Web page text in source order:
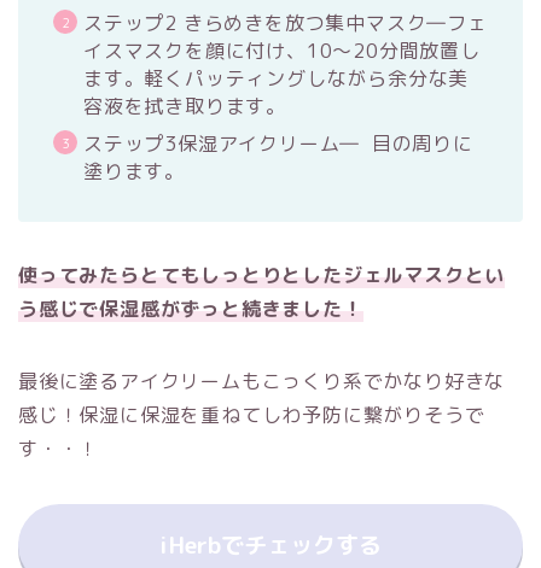
ステップ2 きらめきを放つ集中マスク―フェ
イスマスクを顔に付け、10～20分間放置し
ます。軽くパッティングしながら余分な美
容液を拭き取ります。
ステップ3保湿アイクリーム― 目の周りに
塗ります。
使ってみたらとてもしっとりとしたジェルマスクとい
う感じで保湿感がずっと続きました！
最後に塗るアイクリームもこっくり系でかなり好きな
感じ！保湿に保湿を重ねてしわ予防に繋がりそうで
す・・！
iHerbでチェックする